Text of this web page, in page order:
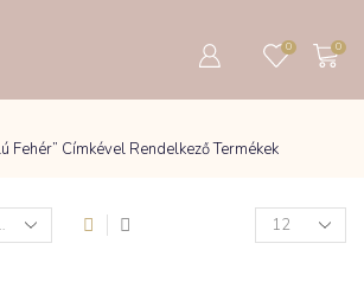
0 0
Fehér” Címkével Rendelkező Termékek
Products
per